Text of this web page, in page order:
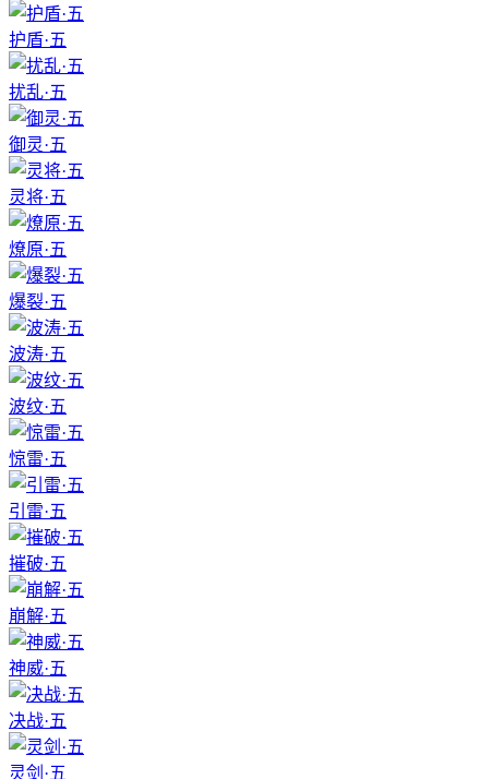
护盾·五
扰乱·五
御灵·五
灵将·五
燎原·五
爆裂·五
波涛·五
波纹·五
惊雷·五
引雷·五
摧破·五
崩解·五
神威·五
决战·五
灵剑·五